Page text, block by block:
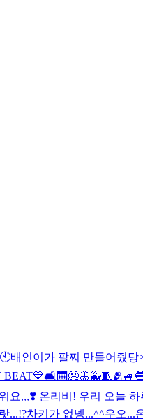
배인이가 팔찌 만들어줬당
,,,❣️ 온리비! 우리 오늘
...!?차키가 없넹...^^우오...